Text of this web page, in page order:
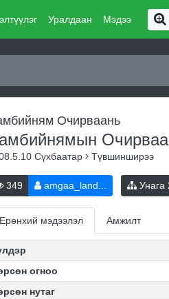
Уралдаан Мэдээ
Очирваань
Сүхбаатар Түвшинширээ
349 amgaa_land... Унага
Ерөнхий мэдээлэл Амжилт
огноо
нутаг